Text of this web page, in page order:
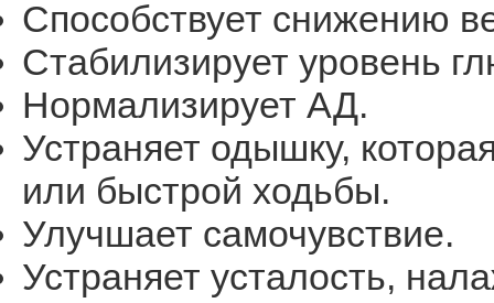
Способствует снижению
Стабилизирует уровень
Нормализирует АД.
Устраняет одышку,
или быстрой ходьбы.
Улучшает самочувствие.
Устраняет усталость,